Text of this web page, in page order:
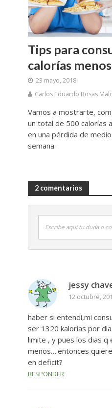
Tips para
calorías
23 mayo, 2018
Carlos Eduardo Rosas
Vamos a mostrarte,
un total de 500 calorías
en una pérdida de
semana.
2 comentarios
Escribe aquí tu duda o
jessy
12 octubre,
haber si entendi,mi
ser 1320 kalorias por
limite , y pues los dias q
menos….entonces
en deficit?
RESPONDER